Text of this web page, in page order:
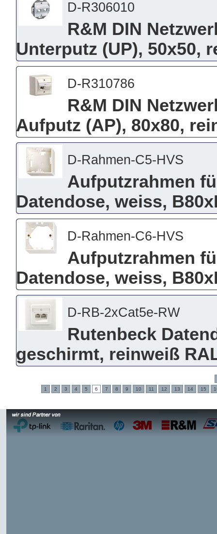
D-R306010
R&M DIN
Unterputz (UP), 50x50,
D-R310786
R&M DIN
Aufputz (AP), 80x80,
D-Rahmen-C5-HVS
Aufputzrahmen
Datendose, weiss,
D-Rahmen-C6-HVS
Aufputzrahmen
Datendose, weiss,
D-RB-2xCat5e-RW
Rutenbeck
geschirmt, reinweiß
1 2 3 4 5 6 7 8 9 10 11 12 13 14 15